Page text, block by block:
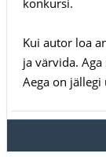
Kui autor loa
ja värvida.
Aega on jällegi